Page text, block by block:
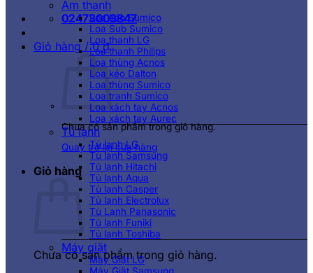
02473003847
Giỏ hàng /0₫
Chưa có sản phẩm trong giỏ hàng.
Quay trở lại cửa hàng
Giỏ hàng
Chưa có sản phẩm trong giỏ hàng.
Âm thanh
Loa kéo Sumico
Loa Sub Sumico
Loa thanh LG
Loa thanh Philips
Loa thùng Acnos
Loa kéo Dalton
Loa thùng Sumico
Loa tranh Sumico
Loa xách tay Acnos
Loa xách tay Aurec
Tủ lạnh
Tủ lạnh LG
Tủ lạnh Samsung
Tủ lạnh Hitachi
Tủ lạnh Aqua
Tủ lạnh Casper
Tủ lạnh Electrolux
Tủ Lạnh Panasonic
Tủ lạnh Funiki
Tủ lạnh Toshiba
Máy giặt
Máy Giặt LG